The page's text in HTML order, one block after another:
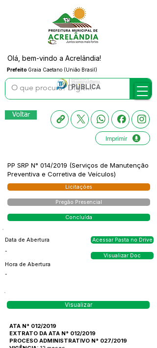
Prefeito Graia Caetano (União Brasil)
Olá, bem-vindo a Acrelândia!
Voltar
Imprimir
PP SRP N° 014/2019 (Serviços de Manutenção
Preventiva e Corretiva de Veículos)
Licitações
Pregão Presencial
Concluída
Data de Abertura
-
Hora de Abertura
-
Acessar Pasta no Drive
Visualizar Doc
Visualizar
ATA N° 012/2019
EXTRATO DA ATA N° 012/2019
PROCESO ADMINISTRATIVO N° 027/2019